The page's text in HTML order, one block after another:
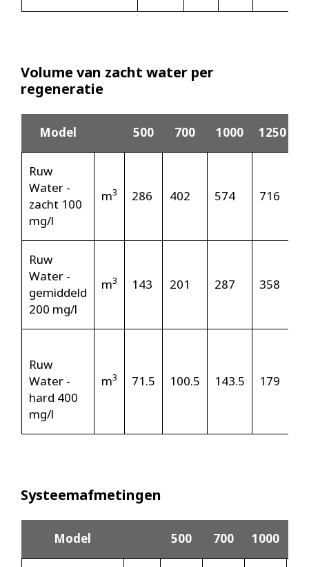
Volume van zacht water per
regeneratie
Model 500 700 1000 1250
Ruw
Water -
zacht 100
mg/l
m3 286 402 574 716
Ruw
Water -
gemiddeld
200 mg/l
m3 143 201 287 358
Ruw
Water -
hard 400
mg/l
m3 71.5 100.5 143.5 179
Systeemafmetingen
Model 500 700 1000